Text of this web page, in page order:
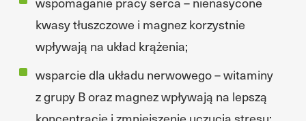
kwasy tłuszczowe i magnez korzystnie
wpływają na układ krążenia;
wsparcie dla układu nerwowego – witaminy
z grupy B oraz magnez wpływają na lepszą